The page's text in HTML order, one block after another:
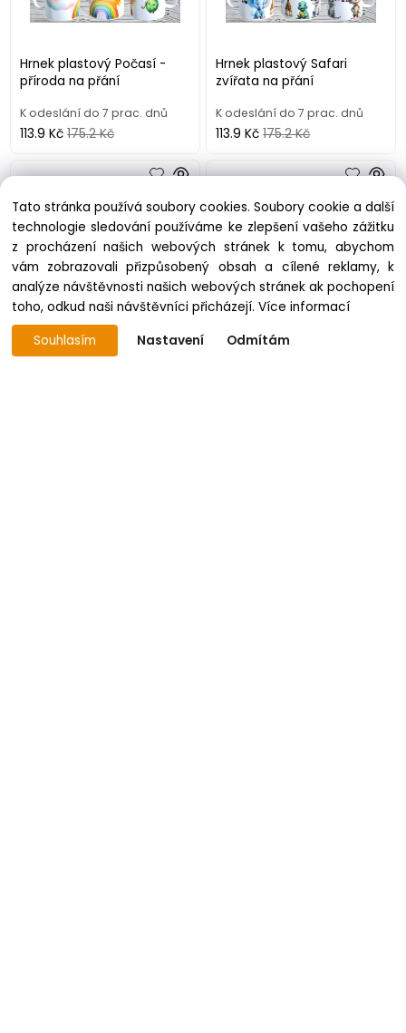
Hrnek plastový Počasí -
příroda na přání
K odeslání do 7 prac. dnů
113.9 Kč 175.2 Kč
Hrnek plastový Safari
zvířata na přání
K odeslání do 7 prac. dnů
113.9 Kč 175.2 Kč
Hrnek plastový Sloneček II.
na přání
VÝPRODEJ
UŠETŘÍTE
Hrnek plastový Sloneček III.
VÝPRODEJ
UŠETŘÍTE
Tato stránka používá soubory cookies. Soubory cookie a další
technologie sledování používáme ke zlepšení vašeho zážitku
z procházení našich webových stránek k tomu, abychom
vám zobrazovali přizpůsobený obsah a cílené reklamy, k
analýze návštěvnosti našich webových stránek ak pochopení
toho, odkud naši návštěvníci přicházejí. Více informací
Souhlasím
Nastavení Odmítám